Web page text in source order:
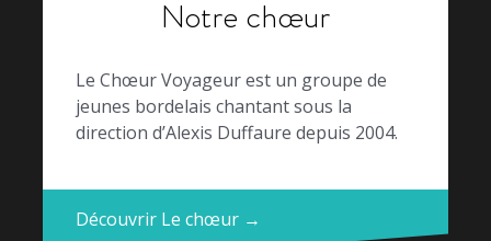
Notre chœur
Le Chœur Voyageur est un groupe de
jeunes bordelais chantant sous la
direction d’Alexis Duffaure depuis 2004.
Découvrir Le chœur →